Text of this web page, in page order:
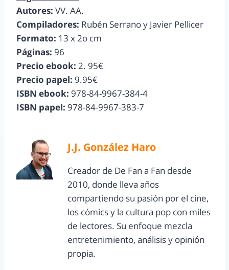
Autores: VV. AA.
Compiladores: Rubén Serrano y Javier Pellicer
Formato: 13 x 2o cm
Páginas: 96
Precio ebook: 2. 95€
Precio papel: 9.95€
ISBN ebook: 978-84-9967-384-4
ISBN papel: 978-84-9967-383-7
J.J. González Haro
Creador de De Fan a Fan desde
2010, donde lleva años
compartiendo su pasión por el cine,
los cómics y la cultura pop con miles
de lectores. Su enfoque mezcla
entretenimiento, análisis y opinión
propia.